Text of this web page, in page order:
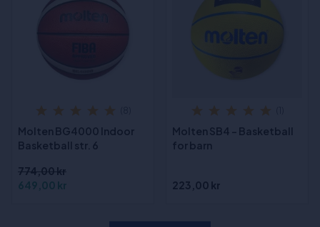
Molten BG4000 Indoor
Basketball str. 6
774,00 kr
649,00 kr
Molten SB4 - Basketball
for barn
223,00 kr